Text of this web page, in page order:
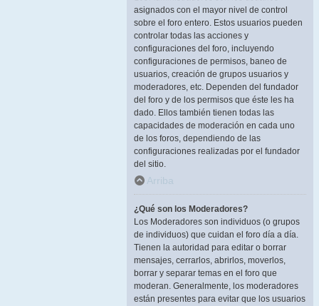
asignados con el mayor nivel de control
sobre el foro entero. Estos usuarios pueden
controlar todas las acciones y
configuraciones del foro, incluyendo
configuraciones de permisos, baneo de
usuarios, creación de grupos usuarios y
moderadores, etc. Dependen del fundador
del foro y de los permisos que éste les ha
dado. Ellos también tienen todas las
capacidades de moderación en cada uno
de los foros, dependiendo de las
configuraciones realizadas por el fundador
del sitio.
Arriba
¿Qué son los Moderadores?
Los Moderadores son individuos (o grupos
de individuos) que cuidan el foro día a día.
Tienen la autoridad para editar o borrar
mensajes, cerrarlos, abrirlos, moverlos,
borrar y separar temas en el foro que
moderan. Generalmente, los moderadores
están presentes para evitar que los usuarios